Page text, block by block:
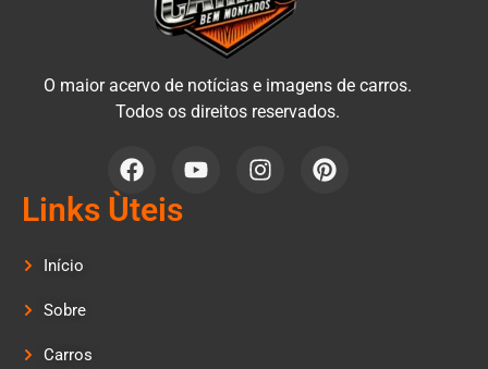
O maior acervo de notícias e imagens de carros.
Todos os direitos reservados.
Links Ùteis
Início
Sobre
Carros